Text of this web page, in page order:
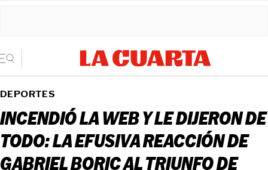
DEPORTES
INCENDIÓ LA WEB Y LE DIJERON DE
TODO: LA EFUSIVA REACCIÓN DE
GABRIEL BORIC AL TRIUNFO DE